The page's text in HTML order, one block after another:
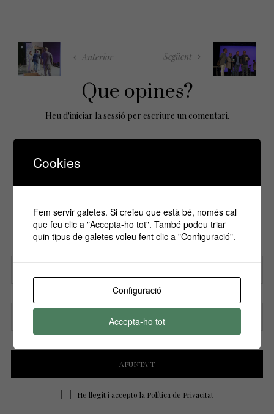
Anterior Següent
Que opines?
Heu d'iniciar la sessió per escriure un comentari.
Si vols estar informa't de tots els
esdeveniments, inscriu-te amb el teu email al
nostre butlletí!
Nom
Correu electrònic
He llegit i accepto la Política de Privacitat
Cookies
Fem servir galetes. Si creieu que està bé, només cal
que feu clic a "Accepta-ho tot". També podeu triar
quin tipus de galetes voleu fent clic a "Configuració".
Configuració
Accepta-ho tot